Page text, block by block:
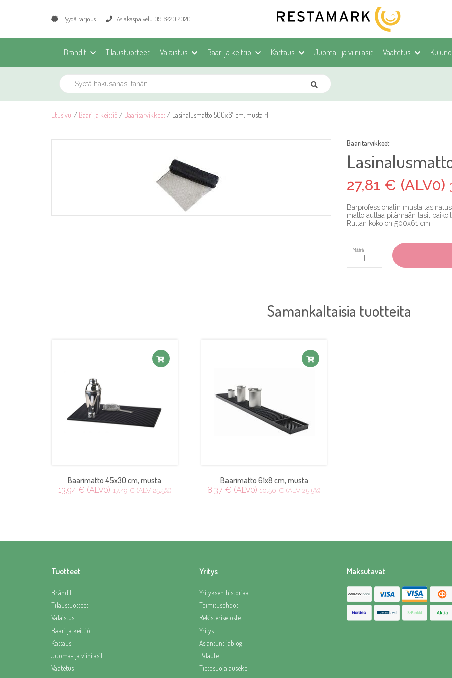
Pyydä tarjous Asiakaspalvelu 09 6220 2020
Brändit Tilaustuotteet Valaistus Baari ja keittiö Kattaus Juoma- ja viinilasit Vaatetus
Etusivu / Baari ja keittiö / Baaritarvikkeet / Lasinalusmatto 500x61 cm, musta rll
Baaritarvikkeet
27,81 € (ALV0)
Barprofessionalin musta
matto auttaa pitämään lasit
Rullan koko on 500x61 cm.
Määrä
- +
Samankaltaisia tuotteita
Baarimatto 45x30 cm, musta
13,94 € (ALV0) 17,49 € (ALV 25.5%)
Baarimatto 61x8 cm, musta
8,37 € (ALV0) 10,50 € (ALV 25.5%)
Tuotteet
Brändit
Tilaustuotteet
Valaistus
Baari ja keittiö
Kattaus
Juoma- ja viinilasit
Vaatetus
Yritys
Yrityksen historiaa
Toimitusehdot
Rekisteriseloste
Yritys
Asiantuntijablogi
Palaute
Tietosuojalauseke
Maksutavat